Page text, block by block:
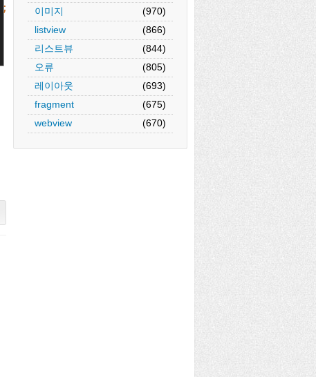
이미지
(970)
listview
(866)
리스트뷰
(844)
오류
(805)
레이아웃
(693)
fragment
(675)
webview
(670)